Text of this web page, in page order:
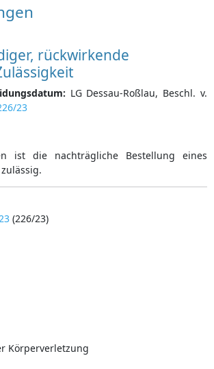
rückwirkende
LG Dessau-Roßlau, Beschl. v.
23
ist die nachträgliche Bestellung eines
(226/23)
Körperverletzung